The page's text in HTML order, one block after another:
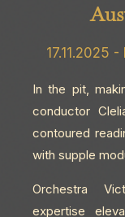
17.11.2025
In the pit,
conductor
contoured
with supple
Orchestra
expertise